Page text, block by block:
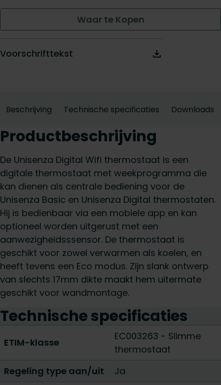
Waar te Kopen
Voorschrifttekst
Beschrijving Technische specificaties Downloads
Productbeschrijving
De Unisenza Digital Wifi thermostaat is een
digitale thermostaat met weekprogramma die
kan dienen als centrale bediening voor de
Unisenza Basic en Unisenza Digital thermostaten.
Hij is bedienbaar via een mobiele app en kan
optioneel worden uitgerust met een
aanwezigheidsssensor. De thermostaat is
geschikt voor zowel verwarmen als koelen, en
heeft tevens een Eco modus. Zijn slank ontwerp
van slechts 17mm dikte maakt hem uitermate
geschikt voor wandmontage.
Technische specificaties
ETIM-klasse
EC003263 - Slimme
thermostaat
Regeling type aan/uit
Ja